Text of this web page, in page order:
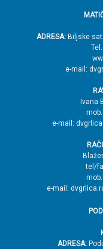
ADRESA: Biljske
e-mail:
Ivana
e-mail:
tel/
e-mail:
ADRESA: